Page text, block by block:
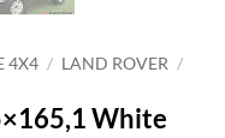
4X4 / LAND ROVER /
White